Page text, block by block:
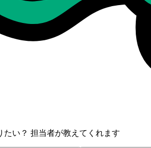
たい？ 担当者が教えてくれます